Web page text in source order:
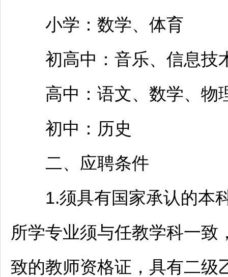
小学：数学、体育
初高中：音乐、信息技
高中：语文、数学、物
初中：历史
二、应聘条件
1.须具有国家承认的本科
所学专业须与任教学科一致
致的教师资格证，具有二级